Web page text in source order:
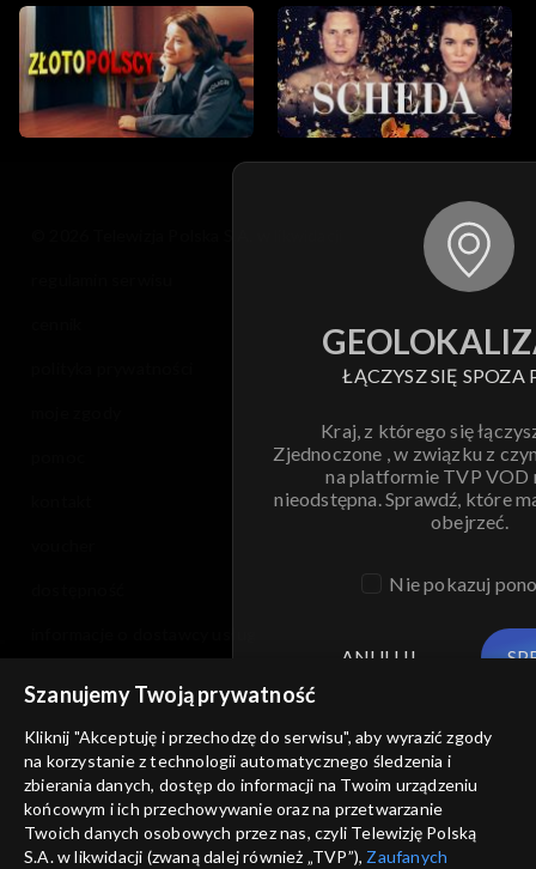
ŁĄCZYSZ SIĘ SPOZA
Kraj, z którego się
Zjednoczone , w związku z
na platformie TVP VOD
nieodstępna. Sprawdź, które
obejrzeć.
Nie pokazuj
ANULUJ
Szanujemy Twoją prywatność
Kliknij "Akceptuję i przechodzę do serwisu", aby wyrazić zgody
na korzystanie z technologii automatycznego śledzenia i
zbierania danych, dostęp do informacji na Twoim urządzeniu
końcowym i ich przechowywanie oraz na przetwarzanie
Twoich danych osobowych przez nas, czyli Telewizję Polską
S.A. w likwidacji (zwaną dalej również „TVP”), Zaufanych